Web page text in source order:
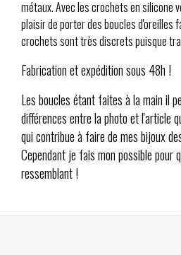
métaux. Avec les crochets en silicone
plaisir de porter des boucles d'oreilles
crochets sont très discrets puisque
Fabrication et expédition sous 48h !
Les boucles étant faites à la main il
différences entre la photo et l'article
qui contribue à faire de mes bijoux
Cependant je fais mon possible pour
ressemblant !